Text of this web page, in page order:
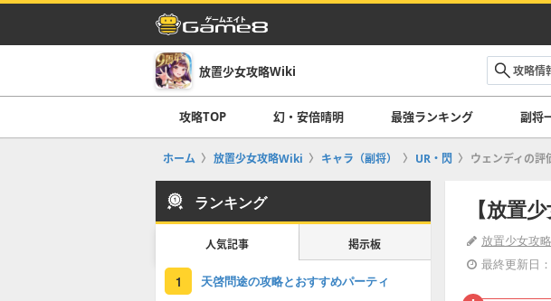
放置少女攻略Wiki
攻略TOP 幻・安倍晴明 最強ランキング 副将
ホーム 放置少女攻略Wiki キャラ（副将） UR・閃 ウェンディの評
【放置
放置少女攻
最終更新日
ランキング
人気記事 掲示板
1 天啓問途の攻略とおすすめパーティ